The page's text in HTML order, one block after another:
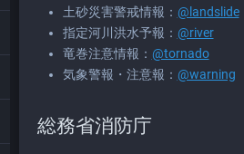
土砂災害警戒情報： @landslide
指定河川洪水予報： @river
竜巻注意情報： @tornado
気象警報・注意報： @warning
総務省消防庁